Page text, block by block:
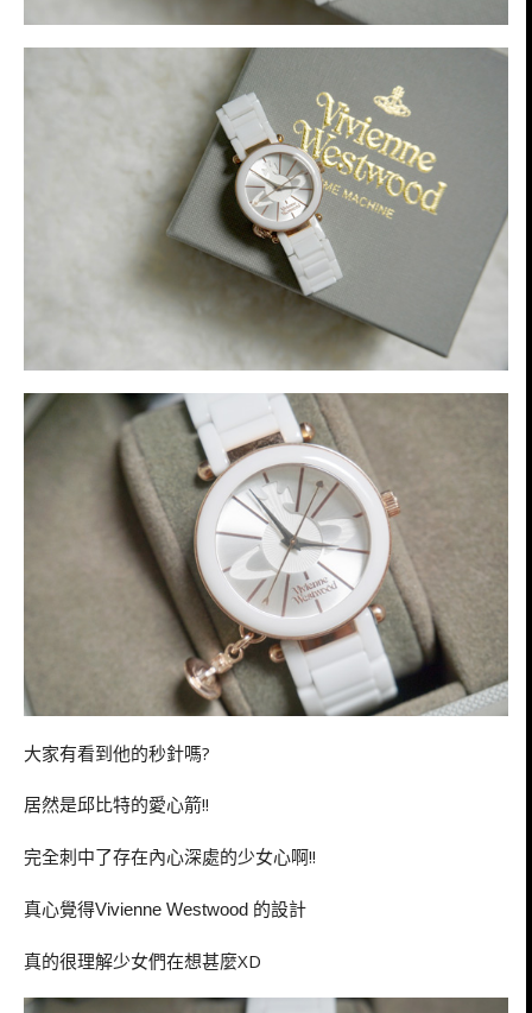
大家有看到他的秒針嗎?
居然是邱比特的愛心箭!!
完全刺中了存在內心深處的少女心啊!!
真心覺得Vivienne Westwood 的設計
真的很理解少女們在想甚麼XD